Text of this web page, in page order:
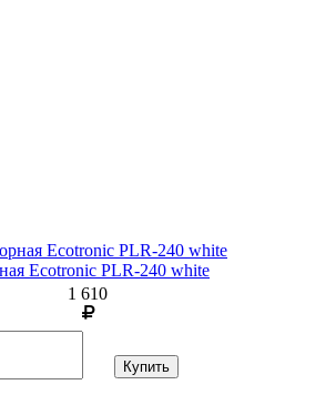
Ecotronic PLR-240 white
1 610
Купить